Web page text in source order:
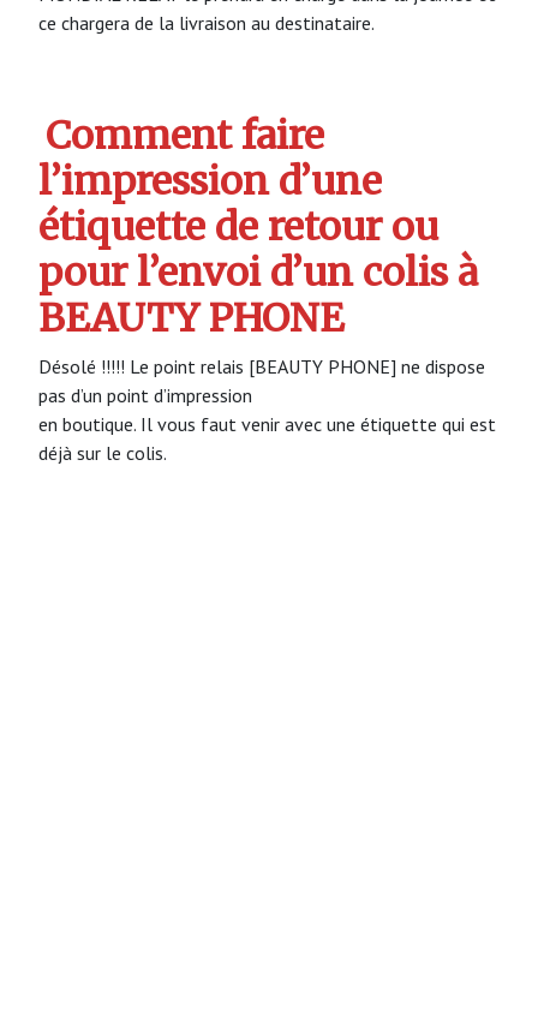
ce chargera de la livraison au destinataire.
Comment faire
l’impression d’une
étiquette de retour ou
pour l’envoi d’un colis à
BEAUTY PHONE
Désolé !!!!! Le point relais [BEAUTY PHONE] ne dispose
pas d’un point d’impression
en boutique. Il vous faut venir avec une étiquette qui est
déjà sur le colis.